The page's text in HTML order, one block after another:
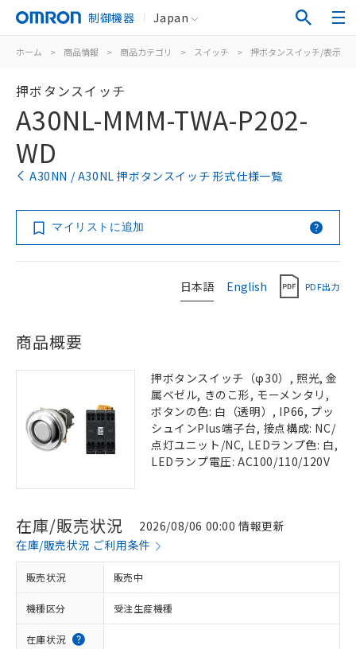
制御機器 Japan
ホーム > 商品情報 > 商品カテゴリ > スイッチ > 押ボタンスイッチ/表示灯
押ボタンスイッチ
A30NL-MMM-TWA-P202-
WD
A30NN / A30NL 押ボタンスイッチ 形式仕様一覧
マイリストに追加
日本語 English PDF出力
商品概要
押ボタンスイッチ（φ30）, 照光, 金
属ベゼル, きのこ形, モーメンタリ,
ボタンの色: 白（透明）, IP66, プッ
シュインPlus端子台, 接点構成: NC/
点灯ユニット/NC, LEDランプ色: 白,
LEDランプ電圧: AC100/110/120V
在庫/販売状況
2026/08/06 00:00 情報更新
在庫/販売状況 ご利用条件
販売状況 販売中
機種区分 受注生産機種
在庫状況